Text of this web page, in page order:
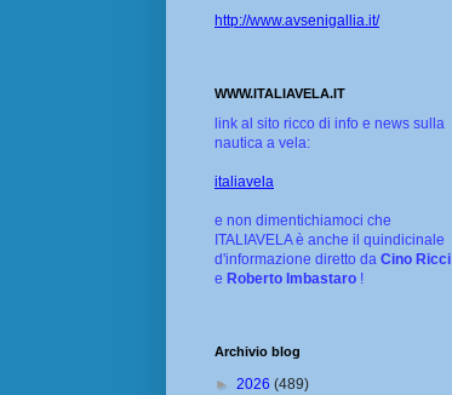
http://www.avsenigallia.it/
WWW.ITALIAVELA.IT
link al sito ricco di info e news sulla
nautica a vela:
italiavela
e non dimentichiamoci che
ITALIAVELA è anche il quindicinale
d'informazione diretto da Cino Ricci
e Roberto Imbastaro !
Archivio blog
► 2026 (489)